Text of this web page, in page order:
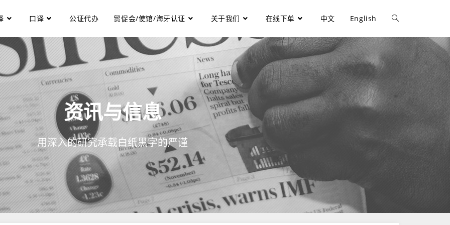
口译 公证代办 贸促会/使馆/海牙认证 关于我们 在线下单 中文 English
资讯与信息
用深入的研究承载白纸黑字的严谨